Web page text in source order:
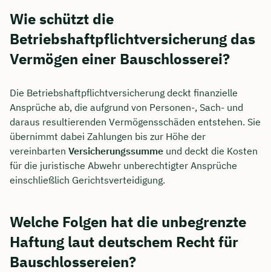
Wie schützt die
Betriebshaftpflichtversicherung das
Vermögen einer Bauschlosserei?
Die Betriebshaftpflichtversicherung deckt finanzielle
Ansprüche ab, die aufgrund von Personen-, Sach- und
daraus resultierenden Vermögensschäden entstehen. Sie
übernimmt dabei Zahlungen bis zur Höhe der
vereinbarten Versicherungssumme und deckt die Kosten
für die juristische Abwehr unberechtigter Ansprüche
einschließlich Gerichtsverteidigung.
Welche Folgen hat die unbegrenzte
Haftung laut deutschem Recht für
Bauschlossereien?